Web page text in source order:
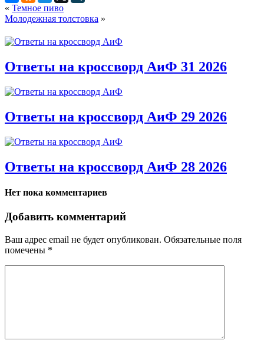
« Темное пиво
Молодежная толстовка »
Ответы на кроссворд АиФ 31 2026
Ответы на кроссворд АиФ 29 2026
Ответы на кроссворд АиФ 28 2026
Нет пока комментариев
Добавить комментарий
Ваш адрес email не будет опубликован. Обязательные поля
помечены *